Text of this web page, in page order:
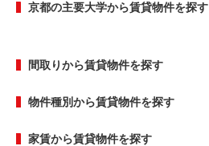
京都の主要大学から賃貸物件を探す
間取りから賃貸物件を探す
物件種別から賃貸物件を探す
家賃から賃貸物件を探す